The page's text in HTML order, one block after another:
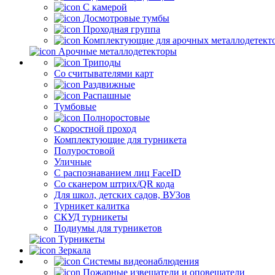
С камерой
Досмотровые тумбы
Проходная группа
Комплектующие для арочных
Арочные металлодетекторы
Триподы
Со считывателями карт
Раздвижные
Распашные
Тумбовые
Полноростовые
Скоростной проход
Комплектующие для турникета
Полуростовой
Уличные
С распознаванием лиц FaceID
Со сканером штрих/QR кода
Для школ, детских садов, ВУЗов
Турникет калитка
СКУД турникеты
Подиумы для турникетов
Турникеты
Зеркала
Системы видеонаблюдения
Пожарные извещатели и оповещатели